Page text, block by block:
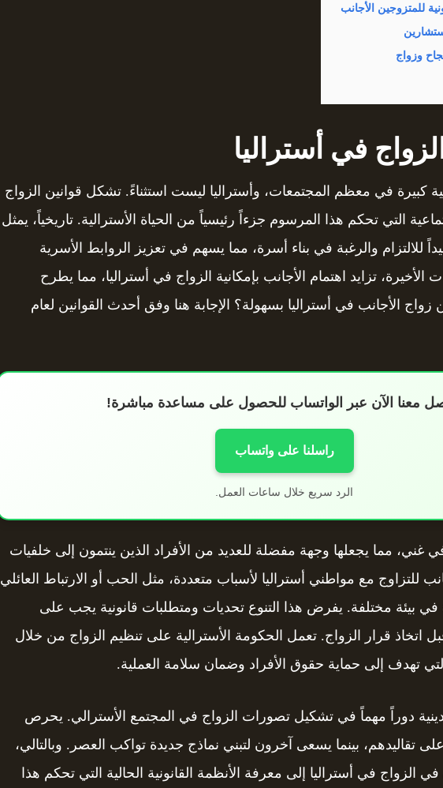
للمتزوجين الأجانب
وزواج
في أستراليا
كبيرة في معظم المجتمعات، وأستراليا ليست استثناءً. تشكل قوانين الزواج
التي تحكم هذا المرسوم جزءاً رئيسياً من الحياة الأسترالية. تاريخياً، يمثل
للالتزام والرغبة في بناء أسرة، مما يسهم في تعزيز الروابط الأسرية
الأخيرة، تزايد اهتمام الأجانب بإمكانية الزواج في أستراليا، مما يطرح
الأجانب في أستراليا بسهولة؟ الإجابة هنا وفق أحدث القوانين لعام
معنا الآن عبر الواتساب للحصول على مساعدة مباشرة!
راسلنا على واتساب
الرد سريع خلال ساعات العمل.
غني، مما يجعلها وجهة مفضلة للعديد من الأفراد الذين ينتمون إلى خلفيات
للتزاوج مع مواطني أستراليا لأسباب متعددة، مثل الحب أو الارتباط العائلي
في بيئة مختلفة. يفرض هذا التنوع تحديات ومتطلبات قانونية يجب على
اتخاذ قرار الزواج. تعمل الحكومة الأسترالية على تنظيم الزواج من خلال
تهدف إلى حماية حقوق الأفراد وضمان سلامة العملية.
دوراً مهماً في تشكيل تصورات الزواج في المجتمع الأسترالي. يحرص
تقاليدهم، بينما يسعى آخرون لتبني نماذج جديدة تواكب العصر. وبالتالي،
في الزواج في أستراليا إلى معرفة الأنظمة القانونية الحالية التي تحكم هذا